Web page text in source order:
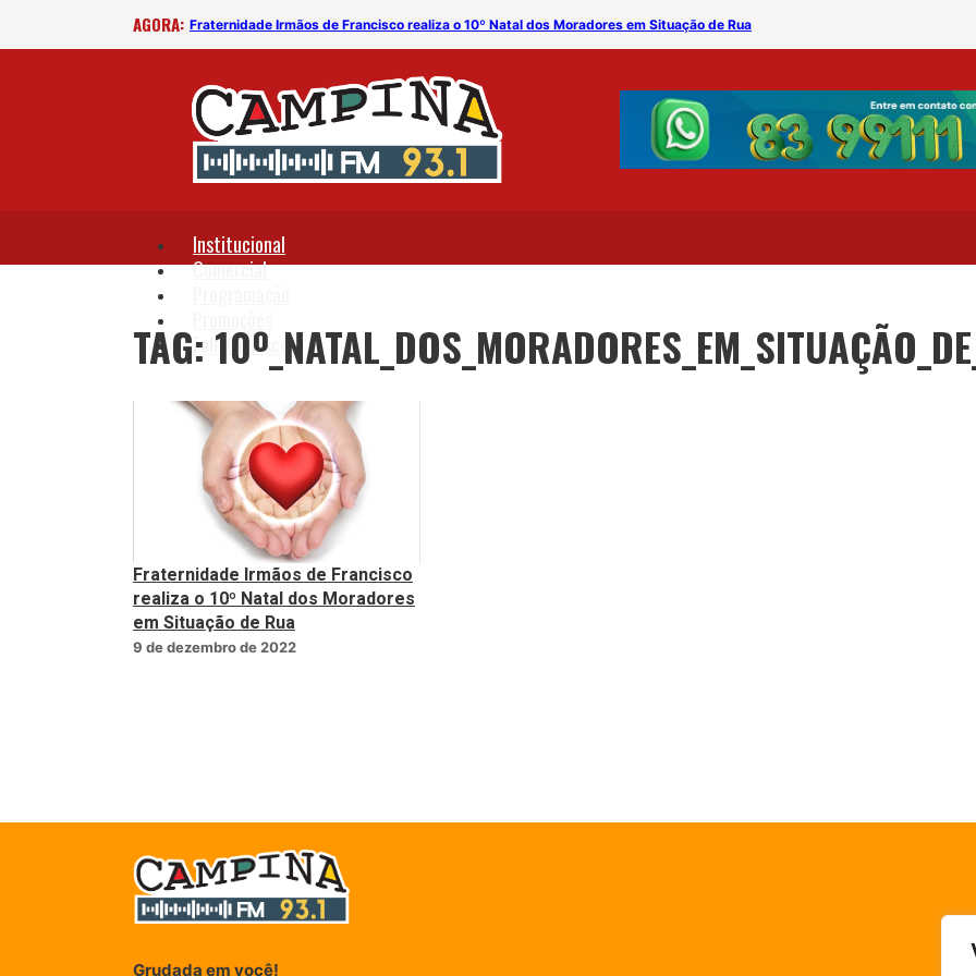
AGORA: Fraternidade Irmãos de Francisco realiza o 10º Natal dos Moradores em Situação de Rua Fraternidade Irmãos de
Institucional
Comercial
Fale Conosco
TAG:
Fraternidade Irmãos de Francisco
realiza o 10º Natal dos Moradores
em Situação de Rua
9 de dezembro de 2022
Grudada em você!